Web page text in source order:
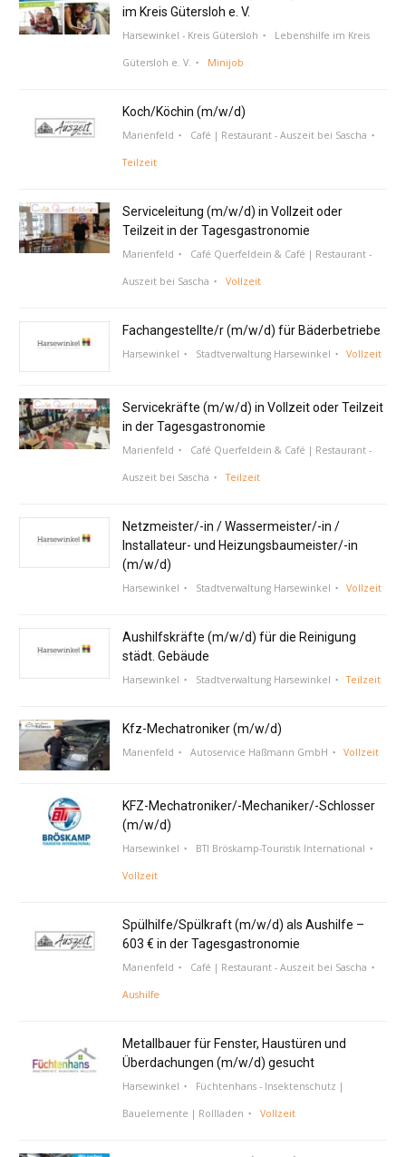
im Kreis Gütersloh e. V.
Harsewinkel - Kreis Gütersloh Lebenshilfe im Kreis
Gütersloh e. V. Minijob
Koch/Köchin (m/w/d)
Marienfeld Café | Restaurant - Auszeit bei Sascha
Teilzeit
Serviceleitung (m/w/d) in Vollzeit oder
Teilzeit in der Tagesgastronomie
Marienfeld Café Querfeldein & Café | Restaurant -
Auszeit bei Sascha Vollzeit
Fachangestellte/r (m/w/d) für Bäderbetriebe
Harsewinkel Stadtverwaltung Harsewinkel Vollzeit
Servicekräfte (m/w/d) in Vollzeit oder Teilzeit
in der Tagesgastronomie
Marienfeld Café Querfeldein & Café | Restaurant -
Auszeit bei Sascha Teilzeit
Netzmeister/-in / Wassermeister/-in /
Installateur- und Heizungsbaumeister/-in
(m/w/d)
Harsewinkel Stadtverwaltung Harsewinkel Vollzeit
Aushilfskräfte (m/w/d) für die Reinigung
städt. Gebäude
Harsewinkel Stadtverwaltung Harsewinkel Teilzeit
Kfz-Mechatroniker (m/w/d)
Marienfeld Autoservice Haßmann GmbH Vollzeit
KFZ-Mechatroniker/-Mechaniker/-Schlosser
(m/w/d)
Harsewinkel BTI Bröskamp-Touristik International
Vollzeit
Spülhilfe/Spülkraft (m/w/d) als Aushilfe –
603 € in der Tagesgastronomie
Marienfeld Café | Restaurant - Auszeit bei Sascha
Aushilfe
Metallbauer für Fenster, Haustüren und
Überdachungen (m/w/d) gesucht
Harsewinkel Füchtenhans - Insektenschutz |
Bauelemente | Rollladen Vollzeit